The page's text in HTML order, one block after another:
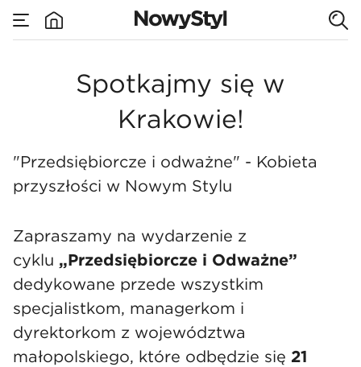
Przedsiębiorcze i
Spotkajmy się w
Krakowie!
"Przedsiębiorcze i odważne" - Kobieta
przyszłości w Nowym Stylu
Zapraszamy na wydarzenie z
cyklu „Przedsiębiorcze i Odważne”
dedykowane przede wszystkim
specjalistkom, managerkom i
dyrektorkom z województwa
małopolskiego, które odbędzie się 21